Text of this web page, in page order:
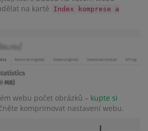
na kartě
Index komprese a
webu počet obrázků – kupte si
komprimovat nastavení webu.